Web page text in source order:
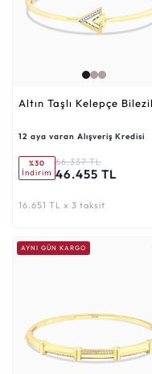
Altın Taşlı Kelepçe
12 aya varan Alışveriş Kredisi
%30
İndirim
66.337 TL
46.455 TL
16.651 TL x 3 taksit
AYNI GÜN KARGO